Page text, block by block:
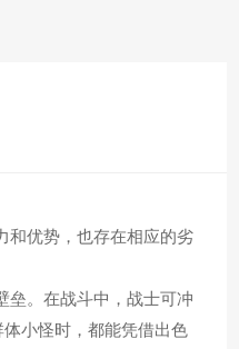
优势，也存在相应的劣
。在战斗中，战士可冲
小怪时，都能凭借出色